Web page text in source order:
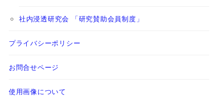
社内浸透研究会 「研究賛助会員制度」
プライバシーポリシー
お問合せページ
使用画像について